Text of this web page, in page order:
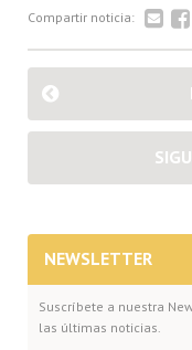
Compartir noticia:
NEWSLETTER
Suscríbete a nuestra
las últimas noticias.